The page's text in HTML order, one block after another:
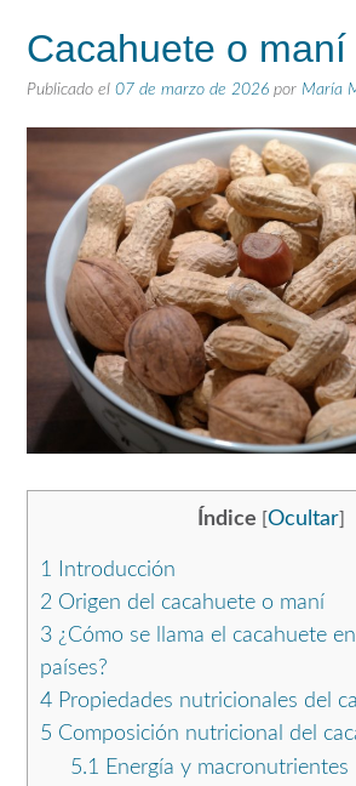
Cacahuete o maní
Publicado el 07 de marzo de 2026 por María
Índice Ocultar
1 Introducción
2 Origen del cacahuete o maní
3 ¿Cómo se llama el cacahuete
países?
4 Propiedades nutricionales del
5 Composición nutricional del
5.1 Energía y macronutrientes